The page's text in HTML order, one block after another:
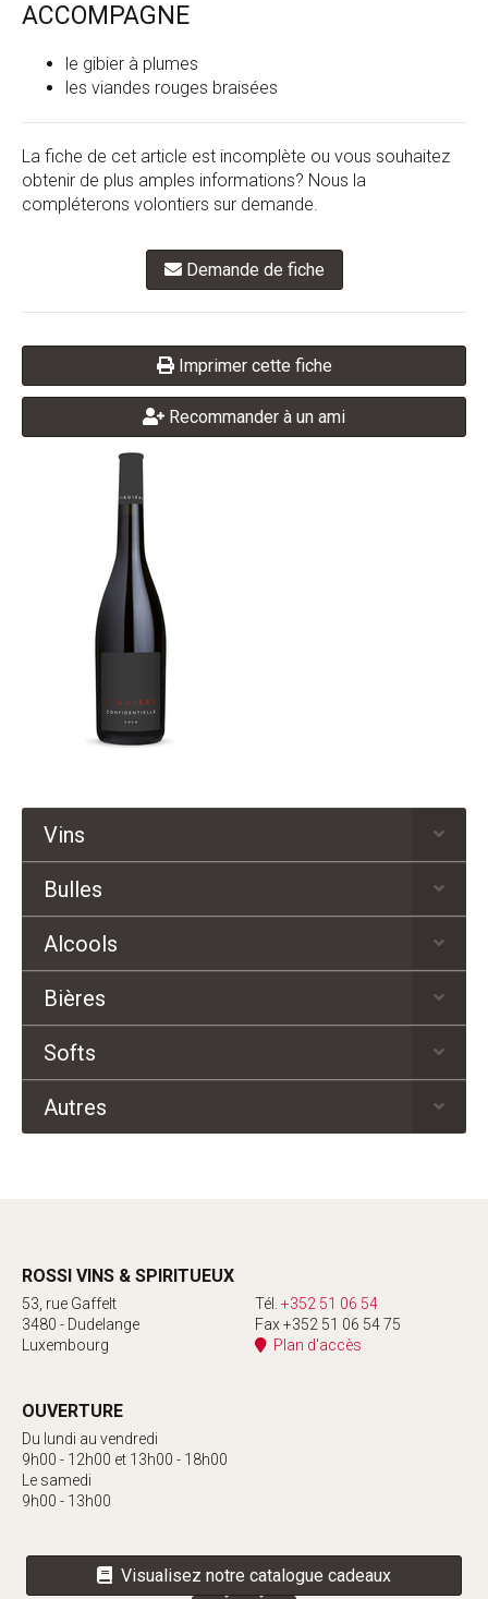
ACCOMPAGNE
le gibier à plumes
les viandes rouges braisées
La fiche de cet article est incomplète ou vous souhaitez
obtenir de plus amples informations? Nous la
compléterons volontiers sur demande.
Demande de fiche
Imprimer cette fiche
Recommander à un ami
Vins
Bulles
Alcools
Bières
Softs
Autres
ROSSI VINS & SPIRITUEUX
53, rue Gaffelt
3480 - Dudelange
Luxembourg
Tél. +352 51 06 54
Fax +352 51 06 54 75
Plan d'accès
OUVERTURE
Du lundi au vendredi
9h00 - 12h00 et 13h00 - 18h00
Le samedi
9h00 - 13h00
Visualisez notre catalogue cadeaux